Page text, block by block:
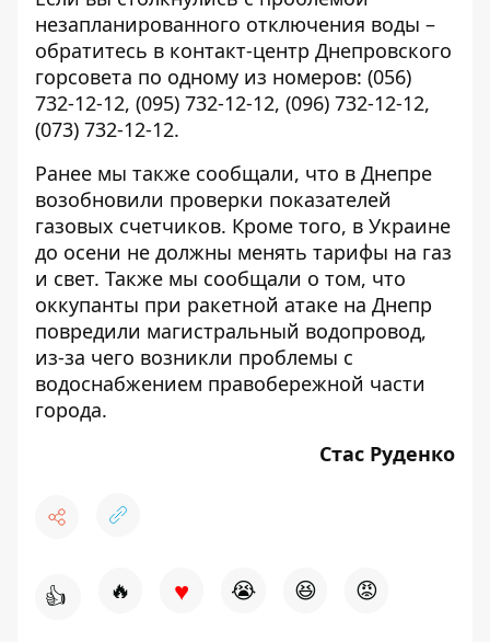
незапланированного отключения воды –
обратитесь в контакт-центр Днепровского
горсовета по одному из номеров: (056)
732-12-12, (095) 732-12-12, (096) 732-12-12,
(073) 732-12-12.
Ранее мы также сообщали, что в Днепре
возобновили проверки показателей
газовых счетчиков. Кроме того, в Украине
до осени не должны менять тарифы на газ
и свет. Также мы сообщали о том, что
оккупанты при ракетной атаке на Днепр
повредили магистральный водопровод,
из-за чего возникли проблемы с
водоснабжением правобережной части
города.
Стас Руденко
👍 🔥 ♥ 😭 😆 😡